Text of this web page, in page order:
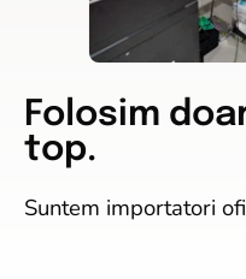
Folosim
top.
Suntem importatori